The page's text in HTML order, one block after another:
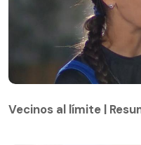
Vecinos al límite |